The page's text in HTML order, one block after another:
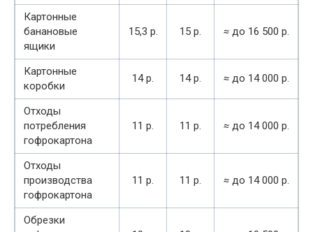
Картонные
банановые
ящики
15,3 р. 15 р. ≈ до 16 500 р.
Картонные
коробки
14 р. 14 р. ≈ до 14 000 р.
Отходы
потребления
гофрокартона
11 р. 11 р. ≈ до 14 000 р.
Отходы
производства
гофрокартона
11 р. 11 р. ≈ до 14 000 р.
Обрезки